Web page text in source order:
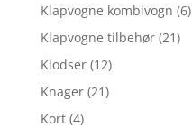
Klapvogne kombivogn (6)
Klapvogne tilbehør (21)
Klodser (12)
Knager (21)
Kort (4)